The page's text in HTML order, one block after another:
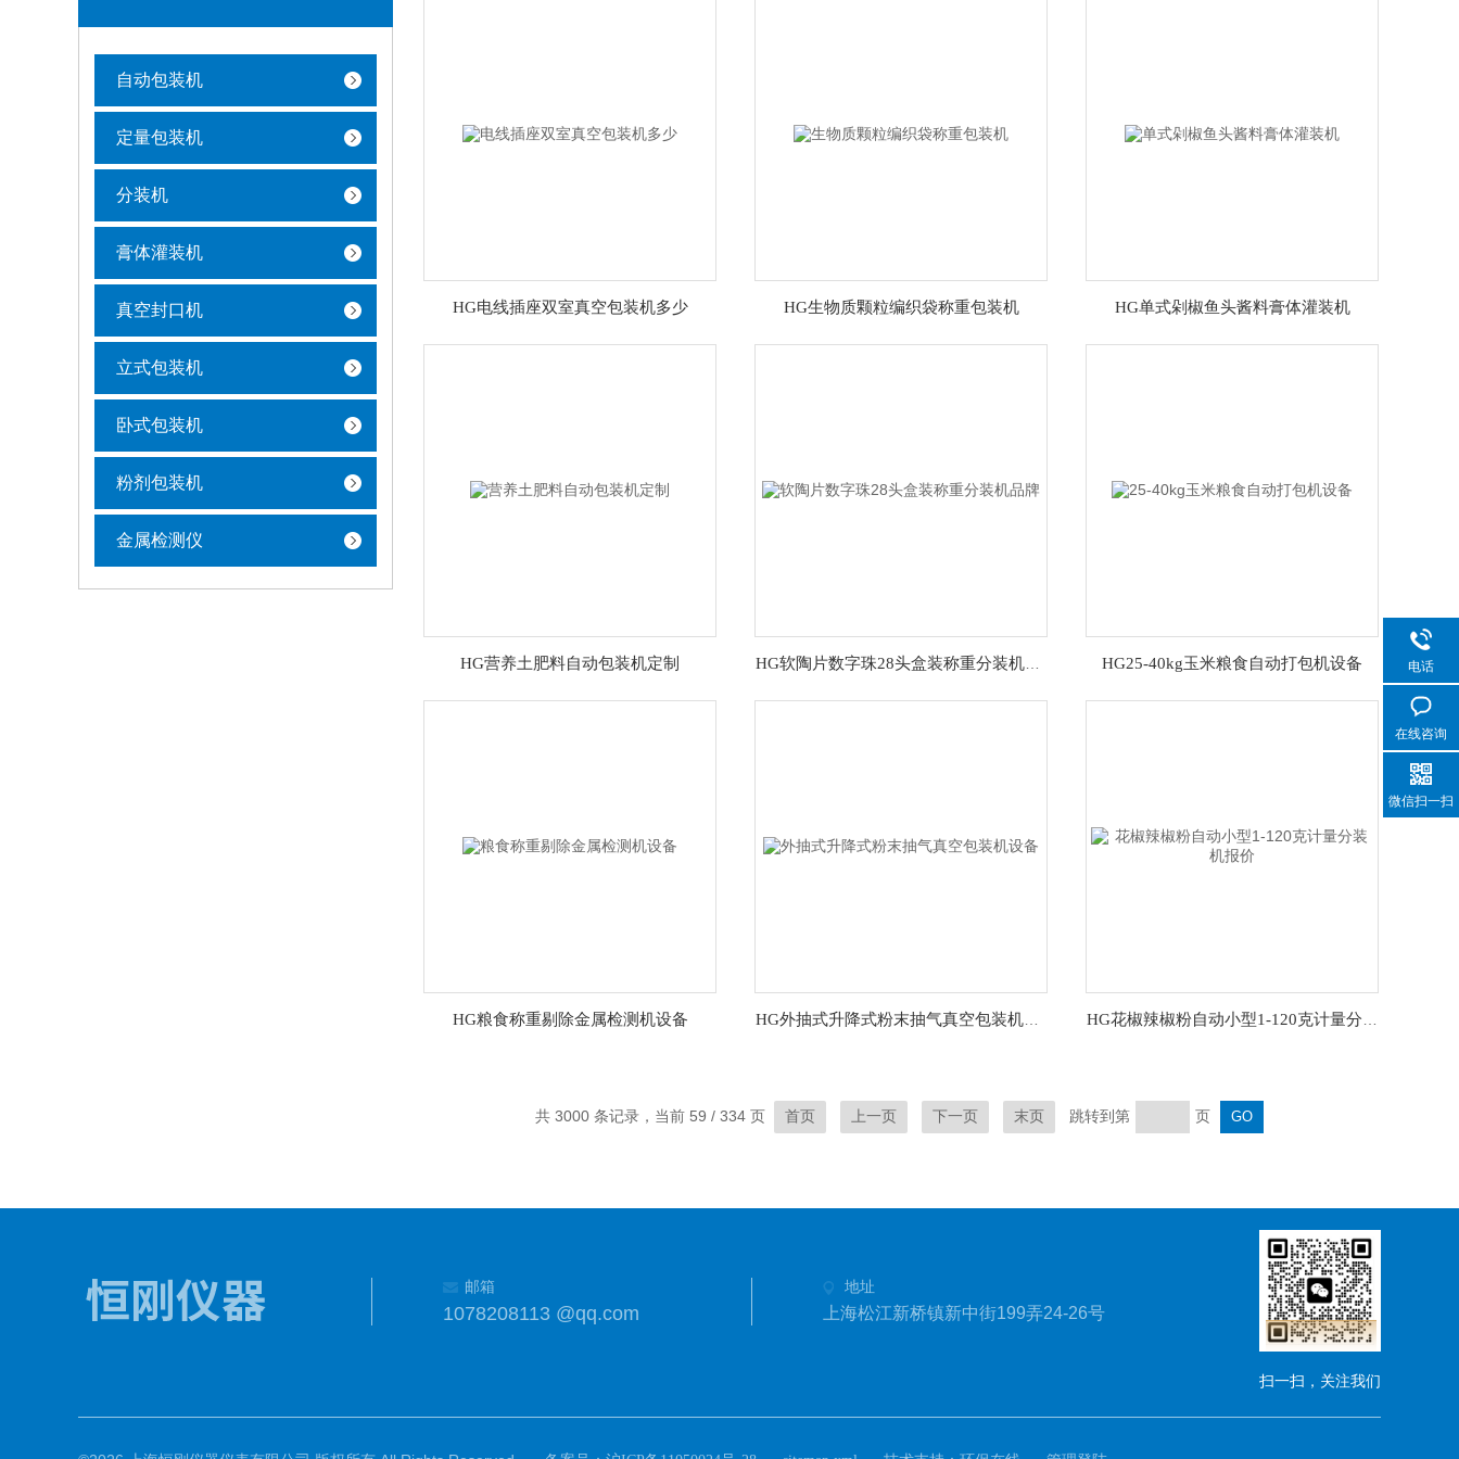
自动包装机
定量包装机
分装机
膏体灌装机
真空封口机
立式包装机
卧式包装机
粉剂包装机
金属检测仪
HG电线插座双室真空包装机多少 HG生物质颗粒编织袋称重包装机 HG单式剁椒鱼头酱料膏体灌装机
HG营养土肥料自动包装机定制 HG25-40kg玉米粮食自动打包机设备
HG粮食称重剔除金属检测机设备
共 3000 条记录，当前 59 / 334 页 首页 上一页 下一页 末页 跳转到第 页
邮箱
1078208113 @qq.com
地址
上海松江新桥镇新中街199弄24-26号
扫一扫，关注我们
电话
在线咨询
微信扫一扫